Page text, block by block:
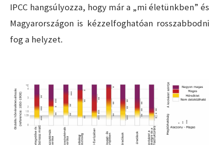
IPCC hangsúlyozza, hogy már a „mi életünkben” és
Magyarországon is kézzelfoghatóan rosszabbodni
fog a helyzet.